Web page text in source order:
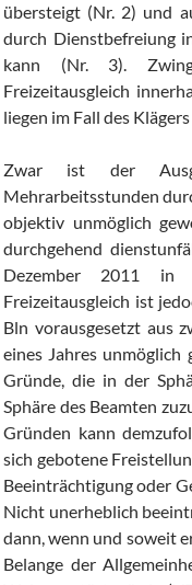
übersteigt (Nr. 2) und
durch Dienstbefreiung
kann (Nr. 3).
Freizeitausgleich
liegen im Fall des
Zwar ist der
Mehrarbeitsstunden
objektiv unmöglich
durchgehend
Dezember 2011 in
Freizeitausgleich ist
Bln vorausgesetzt aus
eines Jahres unmöglich
Gründe, die in der
Sphäre des Beamten
Gründen kann
sich gebotene
Beeinträchtigung oder
Nicht unerheblich
dann, wenn und soweit
Belange der